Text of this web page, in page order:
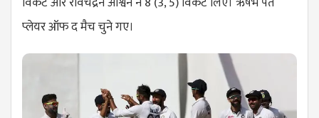
प्लेयर ऑफ द मैच चुने गए।